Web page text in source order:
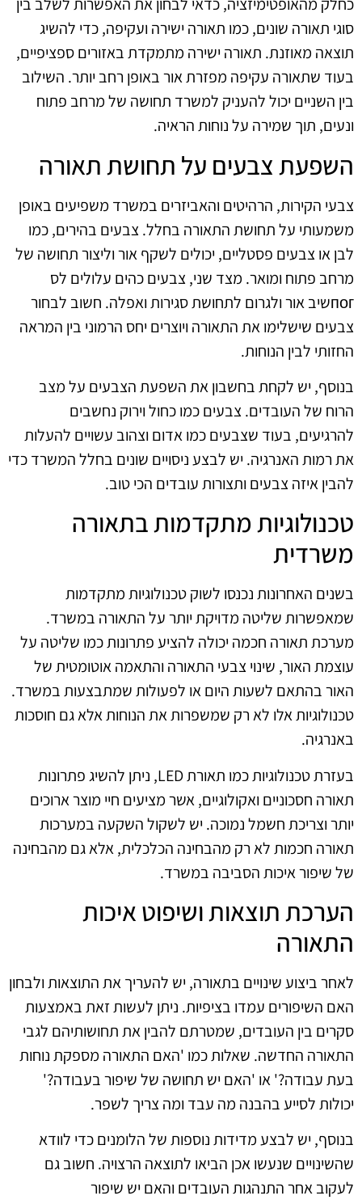
סוגי תאורה שונים, כמו תאורה ישירה ועקיפה, כדי להשיג
תוצאה מאוזנת. תאורה ישירה מתמקדת באזורים ספציפיים,
בעוד שתאורה עקיפה מפזרת אור באופן רחב יותר. השילוב
בין השניים יכול להעניק למשרד תחושה של מרחב פתוח
ונעים, תוך שמירה על נוחות הראיה.
השפעת צבעים על תחושת תאורה
צבעי הקירות, הרהיטים והאביזרים במשרד משפיעים באופן
משמעותי על תחושת התאורה בחלל. צבעים בהירים, כמו
לבן או צבעים פסטליים, יכולים לשקף אור וליצור תחושה של
מרחב פתוח ומואר. מצד שני, צבעים כהים עלולים לס
погשיב אור ולגרום לתחושת סגירות ואפלה. חשוב לבחור
צבעים שישלימו את התאורה ויוצרים יחס הרמוני בין המראה
החזותי לבין הנוחות.
בנוסף, יש לקחת בחשבון את השפעת הצבעים על מצב
הרוח של העובדים. צבעים כמו כחול וירוק נחשבים
להרגיעים, בעוד שצבעים כמו אדום וצהוב עשויים להעלות
את רמות האנרגיה. יש לבצע ניסויים שונים בחלל המשרד כדי
להבין איזה צבעים ותצורות עובדים הכי טוב.
טכנולוגיות מתקדמות בתאורה
משרדית
בשנים האחרונות נכנסו לשוק טכנולוגיות מתקדמות
שמאפשרות שליטה מדויקת יותר על התאורה במשרד.
מערכת תאורה חכמה יכולה להציע פתרונות כמו שליטה על
עוצמת האור, שינוי צבעי התאורה והתאמה אוטומטית של
האור בהתאם לשעות היום או לפעולות שמתבצעות במשרד.
טכנולוגיות אלו לא רק שמשפרות את הנוחות אלא גם חוסכות
באנרגיה.
בעזרת טכנולוגיות כמו תאורת LED, ניתן להשיג פתרונות
תאורה חסכוניים ואקולוגיים, אשר מציעים חיי מוצר ארוכים
יותר וצריכת חשמל נמוכה. יש לשקול השקעה במערכות
תאורה חכמות לא רק מהבחינה הכלכלית, אלא גם מהבחינה
של שיפור איכות הסביבה במשרד.
הערכת תוצאות ושיפוט איכות
התאורה
לאחר ביצוע שינויים בתאורה, יש להעריך את התוצאות ולבחון
האם השיפורים עמדו בציפיות. ניתן לעשות זאת באמצעות
סקרים בין העובדים, שמטרתם להבין את תחושותיהם לגבי
התאורה החדשה. שאלות כמו 'האם התאורה מספקת נוחות
בעת עבודה?' או 'האם יש תחושה של שיפור בעבודה?'
יכולות לסייע בהבנה מה עבד ומה צריך לשפר.
בנוסף, יש לבצע מדידות נוספות של הלומנים כדי לוודא
שהשינויים שנעשו אכן הביאו לתוצאה הרצויה. חשוב גם
לעקוב אחר התנהגות העובדים והאם יש שיפור